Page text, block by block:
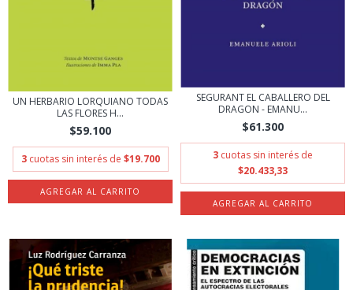
UN HERBARIO LORQUIANO TODAS
LAS FLORES H...
$59.100
3 cuotas sin interés de $19.700
SEGURANT EL CABALLERO DEL
DRAGON - EMANU...
$61.300
3 cuotas sin interés de
$20.433,33